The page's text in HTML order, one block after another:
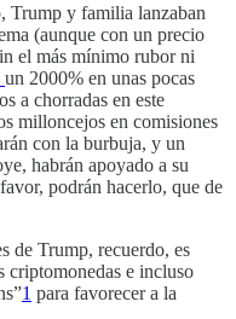
Trump y familia lanzaban
(aunque con un precio
el más mínimo rubor ni
un 2000% en unas pocas
a chorradas en este
milloncejos en comisiones
con la burbuja, y un
habrán apoyado a su
podrán hacerlo, que de
de Trump, recuerdo, es
criptomonedas e incluso
1 para favorecer a la